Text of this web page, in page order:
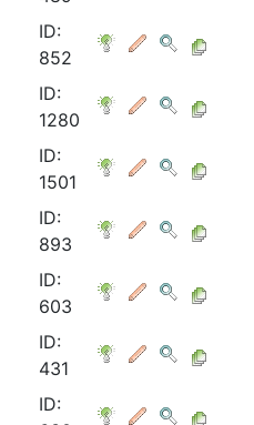
ID:
852
ID:
1280
ID:
1501
ID:
893
ID:
603
ID:
431
ID: